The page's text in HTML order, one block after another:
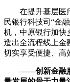
在提升基层医疗
民银行科技司“金
机，中原银行加快
造出全流程线上金
切实享受便捷、高
——创新金融服